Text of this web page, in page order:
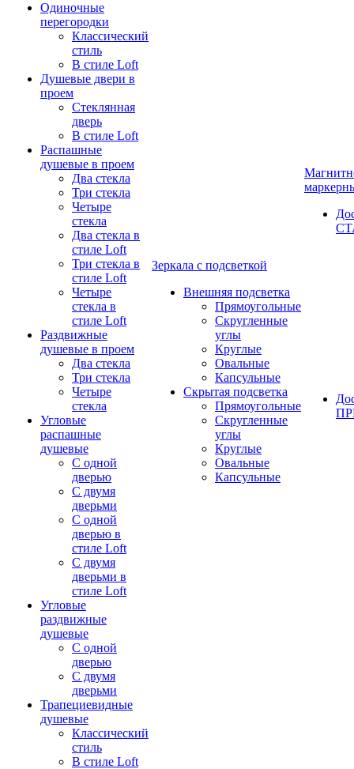
Одиночные
перегородки
Классический
стиль
В стиле Loft
Душевые двери в
проем
Стеклянная
дверь
В стиле Loft
Распашные
душевые в проем
Два стекла
Три стекла
Четыре
стекла
Два стекла в
стиле Loft
Три стекла в
стиле Loft
Четыре
стекла в
стиле Loft
Раздвижные
душевые в проем
Два стекла
Три стекла
Четыре
стекла
Угловые
распашные
душевые
С одной
дверью
С двумя
дверьми
С одной
дверью в
стиле Loft
С двумя
дверьми в
стиле Loft
Угловые
раздвижные
душевые
С одной
дверью
С двумя
дверьми
Трапециевидные
душевые
Классический
стиль
В стиле Loft
Зеркала с подсветкой
Внешняя подсветка
Прямоугольные
Скругленные
углы
Круглые
Овальные
Капсульные
Скрытая подсветка
Прямоугольные
Скругленные
углы
Круглые
Овальные
Капсульные